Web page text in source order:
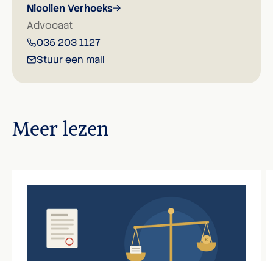
Nicolien Verhoeks
Advocaat
035 203 1127
Stuur een mail
Meer lezen